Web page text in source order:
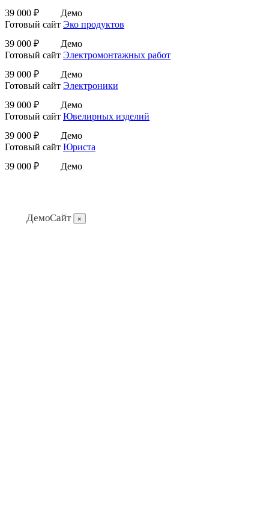
39 000 ₽
Демо
Готовый сайт Эко продуктов
39 000 ₽
Демо
Готовый сайт Электромонтажных работ
39 000 ₽
Демо
Готовый сайт Электроники
39 000 ₽
Демо
Готовый сайт Ювелирных изделий
39 000 ₽
Демо
Готовый сайт Юриста
39 000 ₽
Демо
ДемоСайт ×